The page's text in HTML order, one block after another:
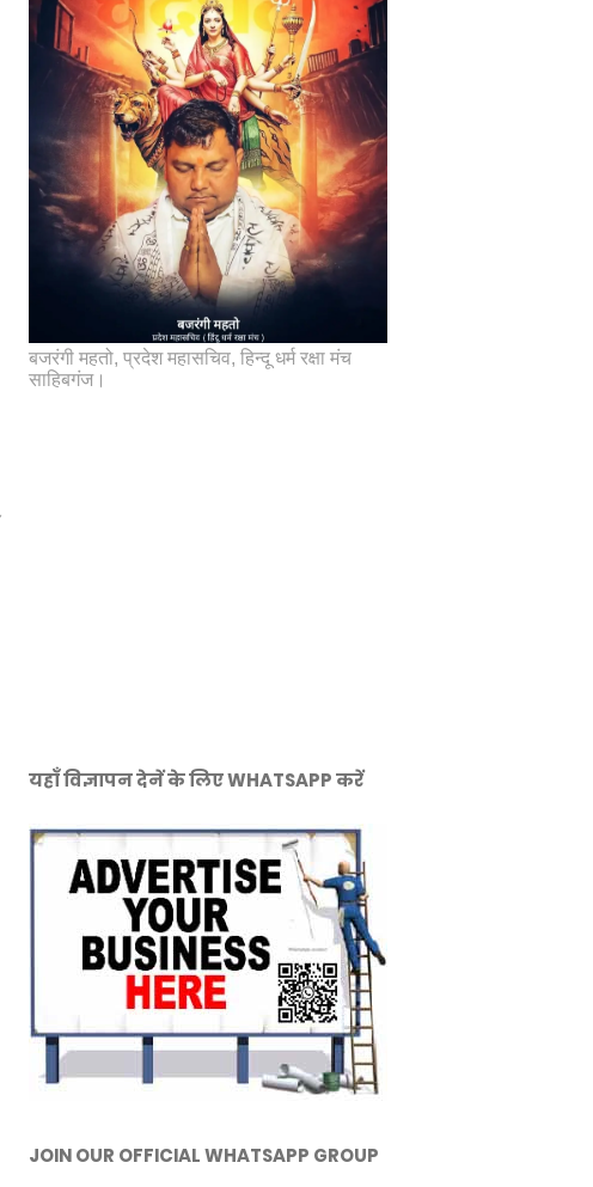
बजरंगी महतो, प्रदेश महासचिव, हिन्दू धर्म रक्षा मंच
साहिबगंज।
यहाँ विज्ञापन देनें के लिए WHATSAPP करें
JOIN OUR OFFICIAL WHATSAPP GROUP